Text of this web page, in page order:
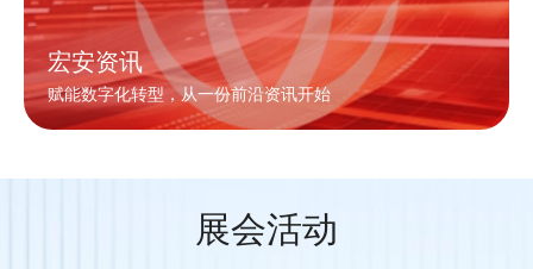
宏安资讯
赋能数字化转型，从一份前沿资讯开始
展会活动